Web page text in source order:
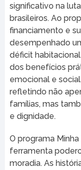
significativo na
brasileiros. Ao
financiamento e
desempenhado
déficit
dos benefícios
emocional e
refletindo não
famílias, mas
e dignidade.
O programa
ferramenta
moradia. As